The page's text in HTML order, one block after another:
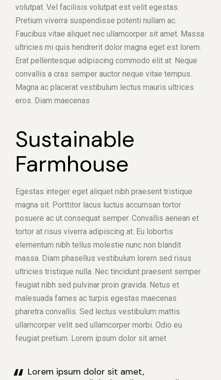
volutpat. Vel facilisis volutpat est velit egestas.
Pretium viverra suspendisse potenti nullam ac.
Faucibus vitae aliquet nec ullamcorper sit amet. Massa
ultricies mi quis hendrerit dolor magna eget est lorem.
Erat pellentesque adipiscing commodo elit at. Neque
convallis a cras semper auctor neque vitae tempus.
Magna ac placerat vestibulum lectus mauris ultrices
eros. Diam maecenas
Sustainable
Farmhouse
Egestas integer eget aliquet nibh praesent tristique
magna sit. Porttitor lacus luctus accumsan tortor
posuere ac ut consequat semper. Convallis aenean et
tortor at risus viverra adipiscing at. Eu lobortis
elementum nibh tellus molestie nunc non blandit
massa. Diam phasellus vestibulum lorem sed risus
ultricies tristique nulla. Nec tincidunt praesent semper
feugiat nibh sed pulvinar proin gravida. Netus et
malesuada fames ac turpis egestas maecenas
pharetra convallis. Sed lectus vestibulum mattis
ullamcorper velit sed ullamcorper morbi. Odio eu
feugiat pretium. Lorem ipsum dolor sit amet
Lorem ipsum dolor sit amet,